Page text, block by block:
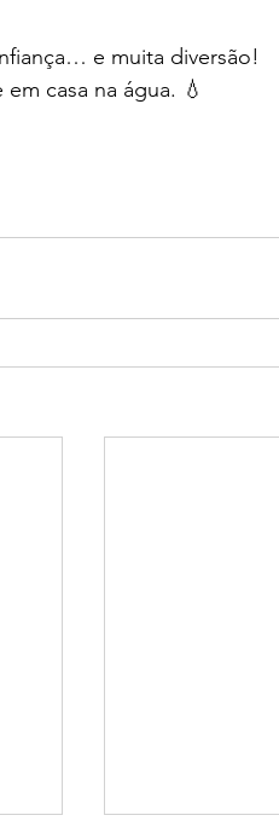
e muita diversão!
casa na água. 💧